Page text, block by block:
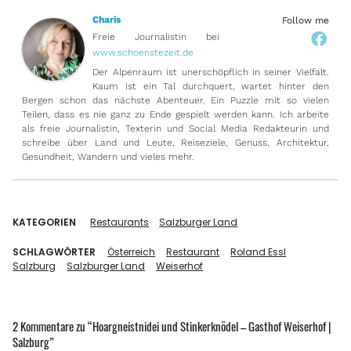
Follow me
Charis
Freie Journalistin bei
www.schoenstezeit.de
Der Alpenraum ist unerschöpflich in seiner Vielfalt.
Kaum ist ein Tal durchquert, wartet hinter den
Bergen schon das nächste Abenteuer. Ein Puzzle mit so vielen
Teilen, dass es nie ganz zu Ende gespielt werden kann. Ich arbeite
als freie Journalistin, Texterin und Social Media Redakteurin und
schreibe über Land und Leute, Reiseziele, Genuss, Architektur,
Gesundheit, Wandern und vieles mehr.
KATEGORIEN Restaurants Salzburger Land
SCHLAGWÖRTER Österreich Restaurant
Roland Essl
Salzburg
Salzburger Land Weiserhof
2 Kommentare zu “Hoargneistnidei und Stinkerknödel – Gasthof Weiserhof |
Salzburg”